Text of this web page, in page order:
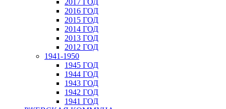
2017 ГОД
2016 ГОД
2015 ГОД
2014 ГОД
2013 ГОД
2012 ГОД
1941-1950
1945 ГОД
1944 ГОД
1943 ГОД
1942 ГОД
1941 ГОД